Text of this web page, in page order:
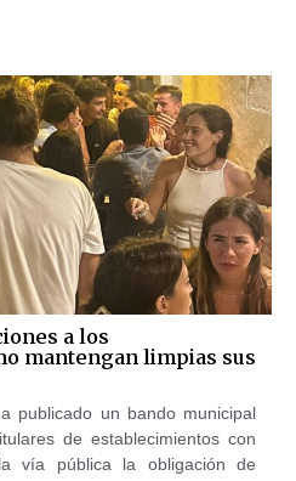
a los
mantengan limpias sus
publicado un bando municipal
de establecimientos con
vía pública la obligación de